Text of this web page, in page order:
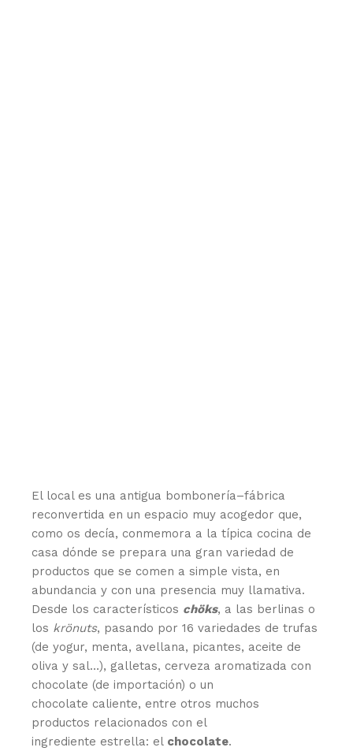
El local es una antigua bombonería–fábrica
reconvertida en un espacio muy acogedor que,
como os decía, conmemora a la típica cocina de
casa dónde se prepara una gran variedad de
productos que se comen a simple vista, en
abundancia y con una presencia muy llamativa.
Desde los característicos chöks, a las berlinas o
los krönuts, pasando por 16 variedades de trufas
(de yogur, menta, avellana, picantes, aceite de
oliva y sal…), galletas, cerveza aromatizada con
chocolate (de importación) o un
chocolate caliente, entre otros muchos
productos relacionados con el
ingrediente estrella: el chocolate.